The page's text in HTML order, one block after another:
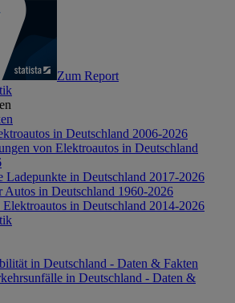
Zum Report
in Deutschland 2006-2026
von Elektroautos in Deutschland
Ladepunkte in Deutschland 2017-2026
Autos in Deutschland 1960-2026
in Deutschland 2014-2026
in Deutschland - Daten & Fakten
in Deutschland - Daten &